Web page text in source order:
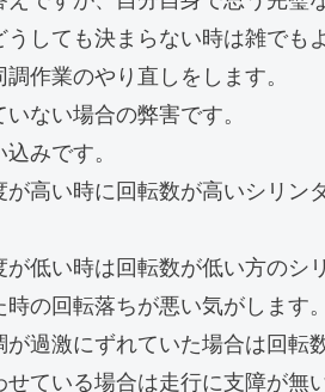
しても決まらない時は雑でも
作業のやり直しをします。
ない場合の弊害です。
みです。
が高い時に回転数が高いシリン
低い時は回転数が低い方のシ
の回転落ちが悪い気がします。
過激にずれていた場合は回転
せている場合は走行に支障が無